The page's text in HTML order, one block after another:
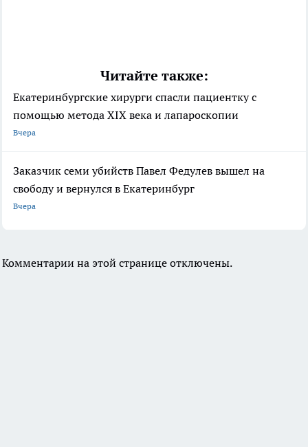
Читайте также:
Екатеринбургские хирурги спасли пациентку с
помощью метода XIX века и лапароскопии
Вчера
Заказчик семи убийств Павел Федулев вышел на
свободу и вернулся в Екатеринбург
Вчера
Комментарии на этой странице отключены.